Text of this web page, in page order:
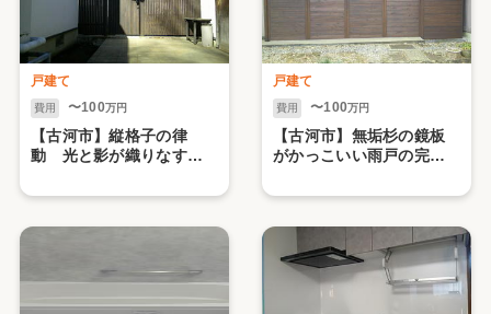
戸建て
費用 〜100万円
【古河市】縦格子の律
動 光と影が織りなす上
戸建て
費用 〜100万円
【古河市】無垢杉の鏡板
がかっこいい雨戸の完成